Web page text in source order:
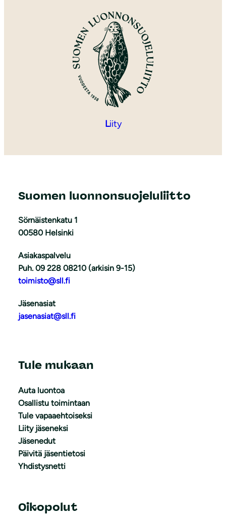
Liity
Suomen luonnonsuojeluliitto
Sörnäistenkatu 1
00580 Helsinki
Asiakaspalvelu
Puh. 09 228 08210 (arkisin 9-15)
toimisto@sll.fi
Jäsenasiat
jasenasiat@sll.fi
Tule mukaan
Auta luontoa
Osallistu toimintaan
Tule vapaaehtoiseksi
Liity jäseneksi
Jäsenedut
Päivitä jäsentietosi
Yhdistysnetti
Oikopolut